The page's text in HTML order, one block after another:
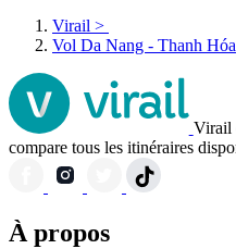
Virail >
Vol Da Nang - Thanh Hóa
Virail
compare tous les itinéraires
À propos